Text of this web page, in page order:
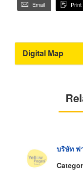
Email Print
Digital Map
บริษัท ฟ